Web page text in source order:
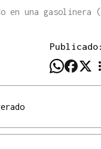
en una gasolinera